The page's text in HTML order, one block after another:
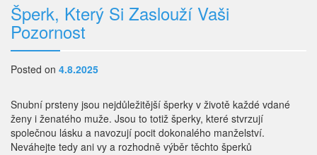
Šperk, Který Si Zaslouží Vaši
Pozornost
Posted on 4.8.2025
Snubní prsteny jsou nejdůležitější šperky v životě každé vdané
ženy i ženatého muže. Jsou to totiž šperky, které stvrzují
společnou lásku a navozují pocit dokonalého manželství.
Neváhejte tedy ani vy a rozhodně výběr těchto šperků